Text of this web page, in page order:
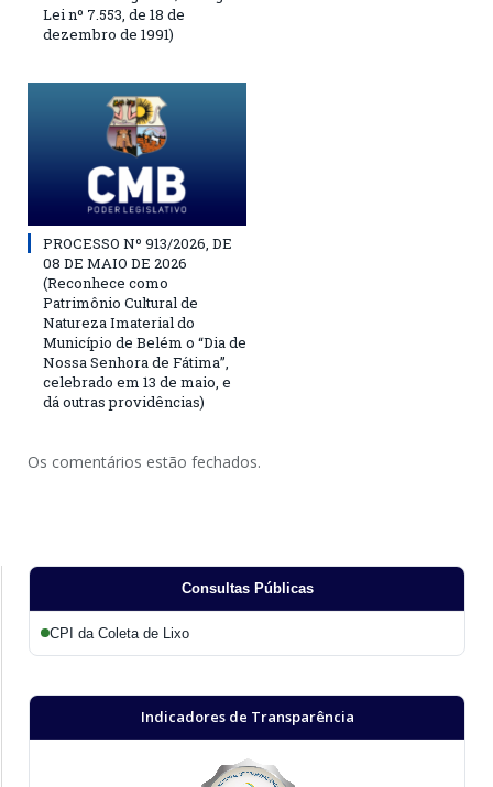
Lei nº 7.553, de 18 de
dezembro de 1991)
PROCESSO Nº 913/2026, DE
08 DE MAIO DE 2026
(Reconhece como
Patrimônio Cultural de
Natureza Imaterial do
Município de Belém o “Dia de
Nossa Senhora de Fátima”,
celebrado em 13 de maio, e
dá outras providências)
Os comentários estão fechados.
Consultas Públicas
CPI da Coleta de Lixo
Indicadores de Transparência